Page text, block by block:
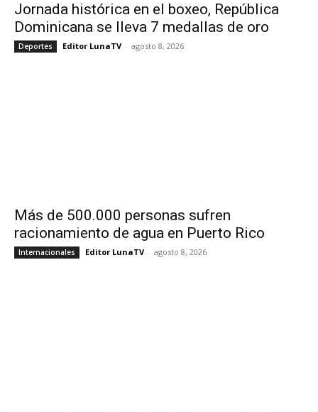
Jornada histórica en el boxeo, República
Dominicana se lleva 7 medallas de oro
Deportes Editor LunaTV - agosto 8, 2026
Más de 500.000 personas sufren
racionamiento de agua en Puerto Rico
Internacionales Editor LunaTV - agosto 8, 2026